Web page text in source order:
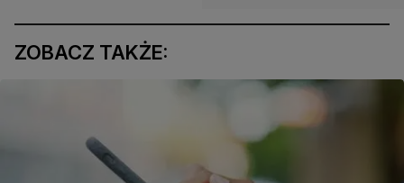
ZOBACZ TAKŻE: